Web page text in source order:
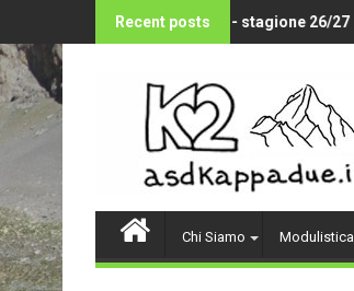
content
Recent posts
AMATORIALE 14-18 ANNI - stagione 26/27
Chi Siamo Modulistica